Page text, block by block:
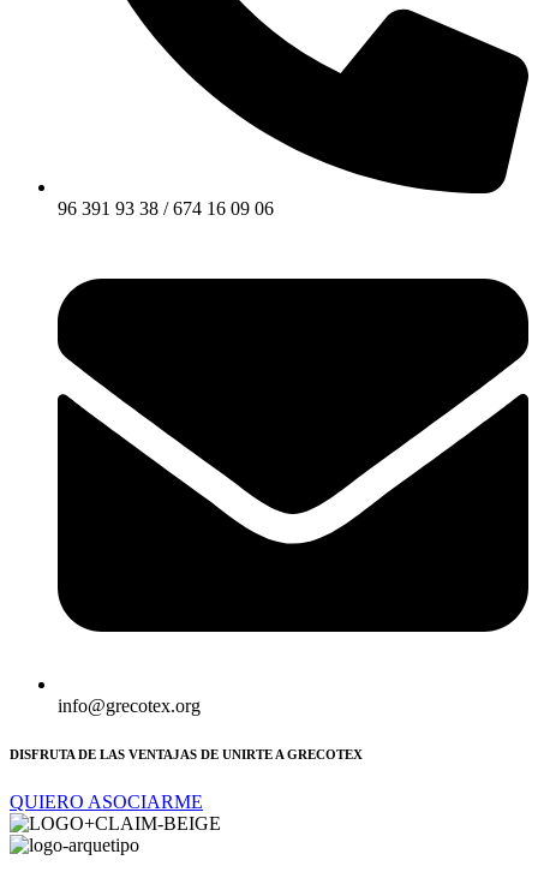
96 391 93 38 / 674 16 09 06
info@grecotex.org
DISFRUTA DE LAS VENTAJAS DE UNIRTE A GRECOTEX
QUIERO ASOCIARME